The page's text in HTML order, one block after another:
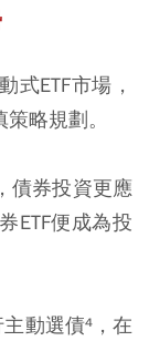
式ETF市場，
略規劃。
債券投資更應
ETF便成為投
動選債⁴，在